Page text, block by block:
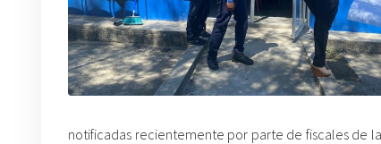
notificadas recientemente por parte de fiscales de